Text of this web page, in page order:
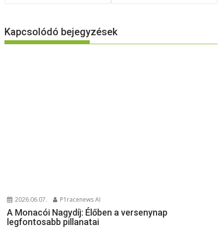
Kapcsolódó bejegyzések
2026.06.07. P1racenews AI
A Monacói Nagydíj: Élőben a versenynap
legfontosabb pillanatai